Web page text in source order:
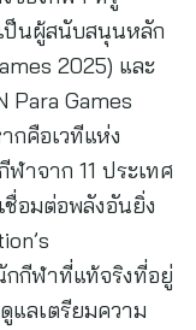
ป็นผู้สนับสนุนหลัก
2025) และ
Para Games
กคือเวทีแห่ง
าจาก 11 ประเทศ
ชื่อมต่อพลังอันยิ่ง
กกีฬาที่แท้จริงที่อยู่
แลเตรียมความ